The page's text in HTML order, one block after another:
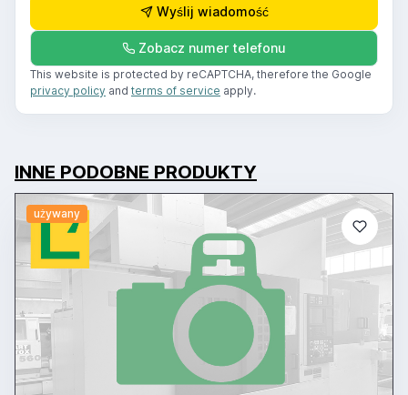
Wyślij wiadomość
Zobacz numer telefonu
This website is protected by reCAPTCHA, therefore the Google
privacy policy and terms of service apply.
INNE PODOBNE PRODUKTY
używany